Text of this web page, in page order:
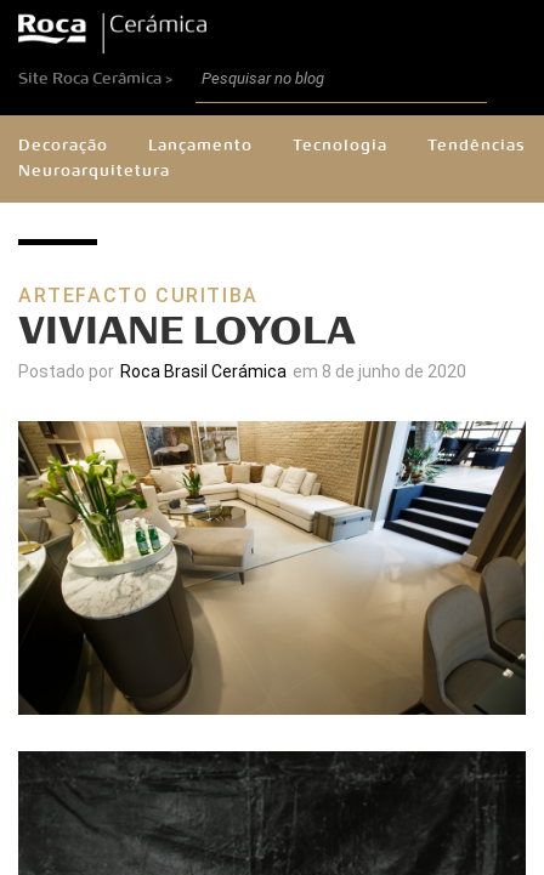
Site Roca Cerâmica >
Decoração Lançamento Tecnologia
Tendências
Neuroarquitetura
ARTEFACTO CURITIBA
VIVIANE LOYOLA
Postado por Roca Brasil Cerámica em 8 de junho de 2020